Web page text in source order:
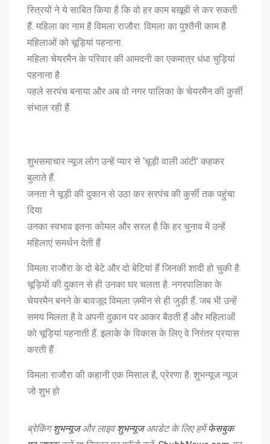
स्त्रियों ने ये साबित किया है कि वो हर काम बखूबी से कर सकती
हैं. महिला का नाम है विमला राजौरा. विमला का पुश्तैनी काम है
महिलाओं को चूड़ियां पहनाना.
महिला चेयरमैन के परिवार की आमदनी का एकमात्र धंधा चुड़ियां
पहनाना है
पहले सरपंच बनाया और अब वो नगर पालिका के चेयरमैन की कुर्सी
संभाल रही हैं.
शुभसमाचार न्यूज लोग उन्हें प्यार से ‘चूड़ी वाली आंटी’ कहकर
बुलाते हैं.
जनता ने चूड़ी की दुकान से उठा कर सरपंच की कुर्सी तक पहुंचा
दिया
उनका स्वभाव इतना कोमल और सरल है कि हर चुनाव में उन्हें
महिलाएं समर्थन देती हैं
विमला राजौरा के दो बेटे और दो बेटियां हैं जिनकी शादी हो चुकी है.
चूड़ियों की दुकान से ही उनका घर चलता है. नगरपालिका के
चेयरमैन बनने के बावजूद विमला ज़मीन से ही जुड़ी हैं. जब भी उन्हें
समय मिलता है वे अपनी दुकान पर आकर बैठती हैं और महिलाओं
को चूड़ियां पहनाती हैं. इलाके के विकास के लिए वे निरंतर प्रयास
करती हैं.
विमला राजौरा की कहानी एक मिसाल है, प्रेरणा है. शुभन्यूज न्यूज
जो शुभ हो
ब्रेकिंगशुभन्यूजऔर लाइवशुभन्यूजअपडेट के लिए हमेंफेसबुक